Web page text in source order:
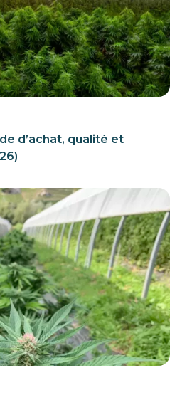
d’achat, qualité et